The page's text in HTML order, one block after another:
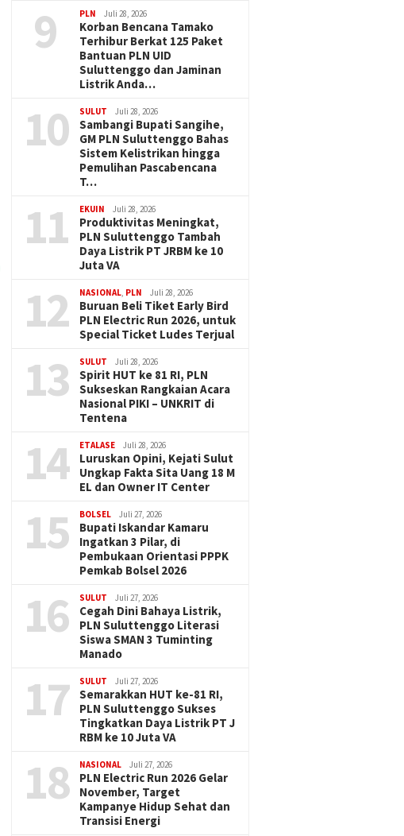
9 PLN Juli 28, 2026
Korban Bencana Tamako
Terhibur Berkat 125 Paket
Bantuan PLN UID
Suluttenggo dan Jaminan
Listrik Anda…
10 SULUT Juli 28, 2026
Sambangi Bupati Sangihe,
GM PLN Suluttenggo Bahas
Sistem Kelistrikan hingga
Pemulihan Pascabencana
T…
11 EKUIN Juli 28, 2026
Produktivitas Meningkat,
PLN Suluttenggo Tambah
Daya Listrik PT JRBM ke 10
Juta VA
12 NASIONAL, PLN Juli 28, 2026
Buruan Beli Tiket Early Bird
PLN Electric Run 2026, untuk
Special Ticket Ludes Terjual
13 SULUT Juli 28, 2026
Spirit HUT ke 81 RI, PLN
Sukseskan Rangkaian Acara
Nasional PIKI – UNKRIT di
Tentena
14 ETALASE Juli 28, 2026
Luruskan Opini, Kejati Sulut
Ungkap Fakta Sita Uang 18 M
EL dan Owner IT Center
15 BOLSEL Juli 27, 2026
Bupati Iskandar Kamaru
Ingatkan 3 Pilar, di
Pembukaan Orientasi PPPK
Pemkab Bolsel 2026
16 SULUT Juli 27, 2026
Cegah Dini Bahaya Listrik,
PLN Suluttenggo Literasi
Siswa SMAN 3 Tuminting
Manado
17 SULUT Juli 27, 2026
Semarakkan HUT ke-81 RI,
PLN Suluttenggo Sukses
Tingkatkan Daya Listrik PT J
RBM ke 10 Juta VA
18 NASIONAL Juli 27, 2026
PLN Electric Run 2026 Gelar
November, Target
Kampanye Hidup Sehat dan
Transisi Energi